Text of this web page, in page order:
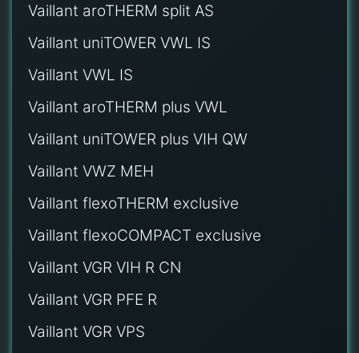
Vaillant aroTHERM split AS
Vaillant uniTOWER VWL IS
Vaillant VWL IS
Vaillant aroTHERM plus VWL
Vaillant uniTOWER plus VIH QW
Vaillant VWZ MEH
Vaillant flexoTHERM exclusive
Vaillant flexoCOMPACT exclusive
Vaillant VGR VIH R CN
Vaillant VGR PFE R
Vaillant VGR VPS